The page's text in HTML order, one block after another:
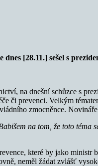
[28.11.] sešel s
na dnešní schůzce s
či prevenci. Velkým
zmocněnce.
na tom, že toto téma
které by jako
neměl žádat zvlášť